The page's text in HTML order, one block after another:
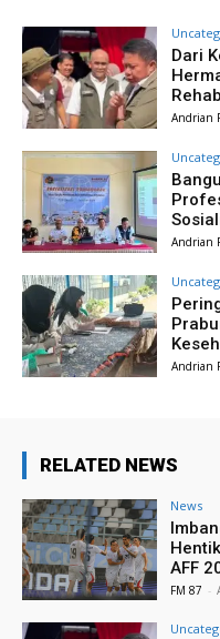
Dari
Andrian
Andrian
Andrian
RELATED NEWS
News
AFF
FM 87 -